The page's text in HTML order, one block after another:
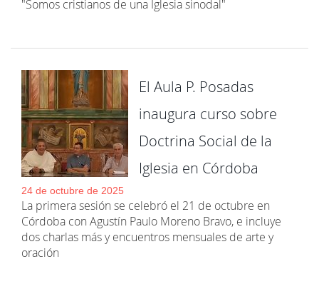
"Somos cristianos de una Iglesia sinodal"
El Aula P. Posadas
inaugura curso sobre
Doctrina Social de la
Iglesia en Córdoba
24 de octubre de 2025
La primera sesión se celebró el 21 de octubre en
Córdoba con Agustín Paulo Moreno Bravo, e incluye
dos charlas más y encuentros mensuales de arte y
oración